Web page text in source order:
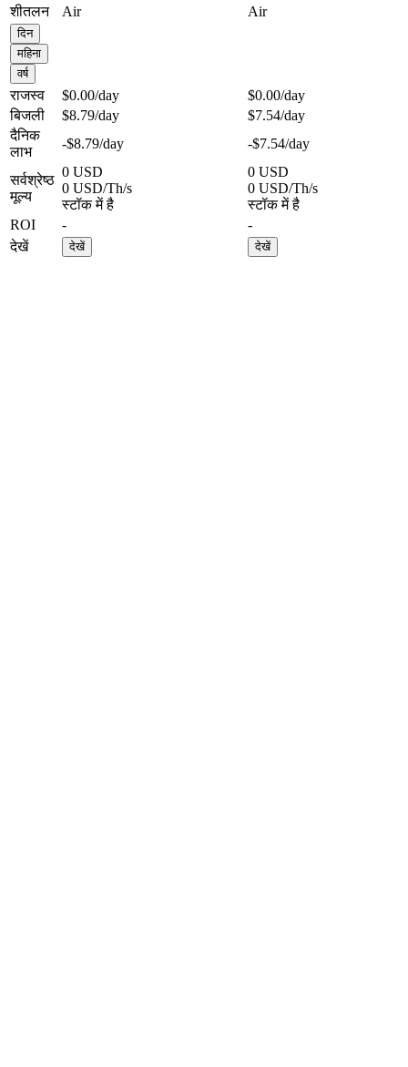
शीतलन
Air Air
दिन
महिना
वर्ष
राजस्व $0.00/day $0.00/day
बिजली
$8.79/day $7.54/day
दैनिक
लाभ
-$8.79/day -$7.54/day
सर्वश्रेष्ठ
मूल्य
0 USD
0 USD/Th/s
स्टॉक में है
0 USD
0 USD/Th/s
स्टॉक में है
ROI
-
-
देखें
देखें देखें